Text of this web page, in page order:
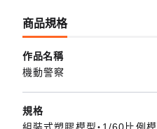
商品規格
作品名稱
機動警察
規格